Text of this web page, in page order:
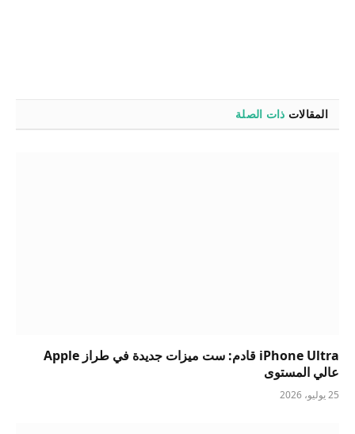
المقالات ذات الصلة
iPhone Ultra قادم: ست ميزات جديدة في طراز Apple
عالي المستوى
25 يوليو، 2026